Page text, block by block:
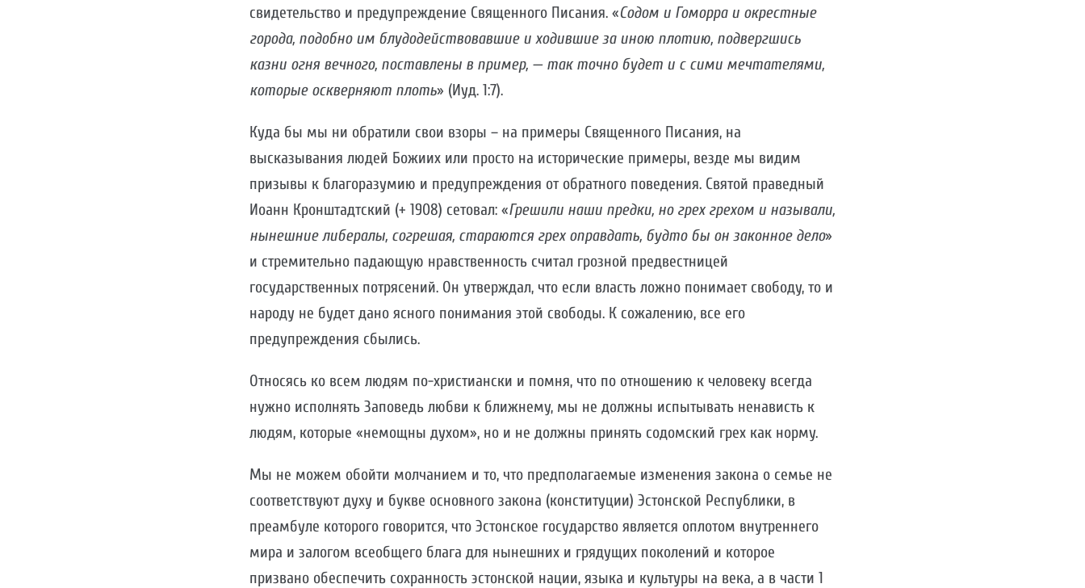
свидетельство и предупреждение Священного Писания. «Содом и Гоморра и окрестные
города, подобно им блудодействовавшие и ходившие за иною плотию, подвергшись
казни огня вечного, поставлены в пример, — так точно будет и с сими мечтателями,
которые оскверняют плоть» (Иуд. 1:7).
Куда бы мы ни обратили свои взоры – на примеры Священного Писания, на
высказывания людей Божиих или просто на исторические примеры, везде мы видим
призывы к благоразумию и предупреждения от обратного поведения. Святой праведный
Иоанн Кронштадтский (+ 1908) сетовал: «Грешили наши предки, но грех грехом и называли,
нынешние либералы, согрешая, стараются грех оправдать, будто бы он законное дело»
и стремительно падающую нравственность считал грозной предвестницей
государственных потрясений. Он утверждал, что если власть ложно понимает свободу, то и
народу не будет дано ясного понимания этой свободы. К сожалению, все его
предупреждения сбылись.
Относясь ко всем людям по-христиански и помня, что по отношению к человеку всегда
нужно исполнять Заповедь любви к ближнему, мы не должны испытывать ненависть к
людям, которые «немощны духом», но и не должны принять содомский грех как норму.
Мы не можем обойти молчанием и то, что предполагаемые изменения закона о семье не
соответствуют духу и букве основного закона (конституции) Эстонской Республики, в
преамбуле которого говорится, что Эстонское государство является оплотом внутреннего
мира и залогом всеобщего блага для нынешних и грядущих поколений и которое
призвано обеспечить сохранность эстонской нации, языка и культуры на века, а в части 1